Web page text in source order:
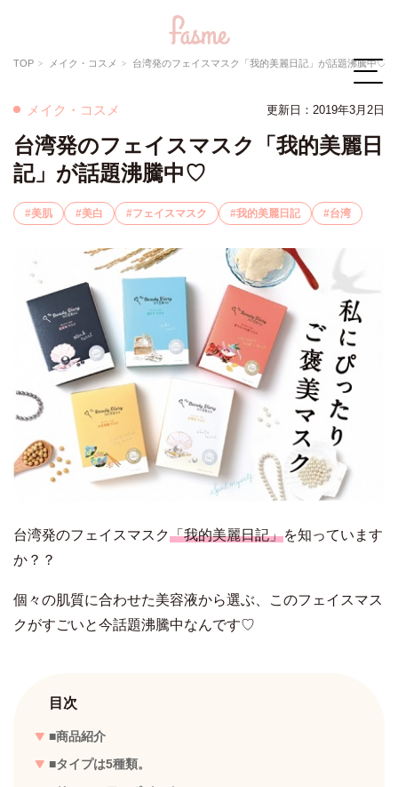
TOP メイク・コスメ 台湾発のフェイスマスク「我的美麗日記」が話題沸騰中♡
メイク・コスメ 更新日：2019年3月2日
台湾発のフェイスマスク「我的美麗日
記」が話題沸騰中♡
美肌 美白 フェイスマスク 我的美麗日記 台湾
台湾発のフェイスマスク「我的美麗日記」を知っています
か？？
個々の肌質に合わせた美容液から選ぶ、このフェイスマス
クがすごいと今話題沸騰中なんです♡
目次
■商品紹介
■タイプは5種類。